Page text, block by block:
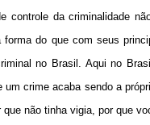
controle da criminalidade
forma do que com seus
no Brasil. Aqui no
um crime acaba sendo a
não tinha vigia, por que